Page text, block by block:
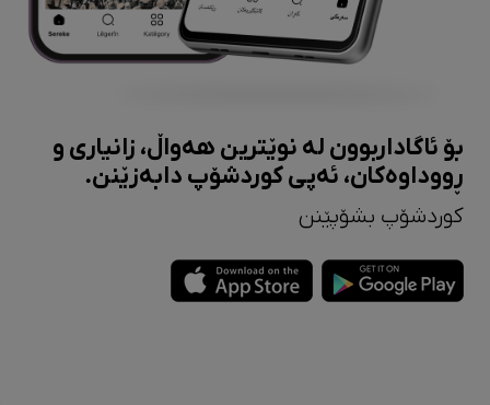
بۆ ئاگاداربوون لە نوێترین هەواڵ، زانیاری و
ڕووداوەکان، ئەپی کوردشۆپ دابەزێنن.
کوردشۆپ بشۆپێنن